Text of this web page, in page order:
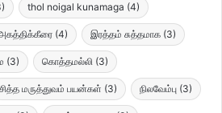
thol noigal kunamaga (4)
(4) இரத்தம் சுத்தமாக (3)
(3) கொத்தமல்லி (3)
சித்த மருத்துவம் பயன்கள் (3) நிலவேம்பு (3)